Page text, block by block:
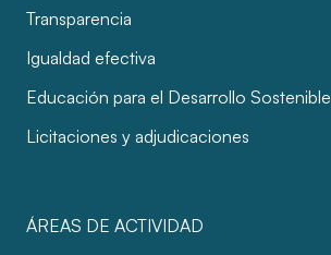
Transparencia
Igualdad efectiva
Educación para el Desarrollo Sostenible
Licitaciones y adjudicaciones
ÁREAS DE ACTIVIDAD